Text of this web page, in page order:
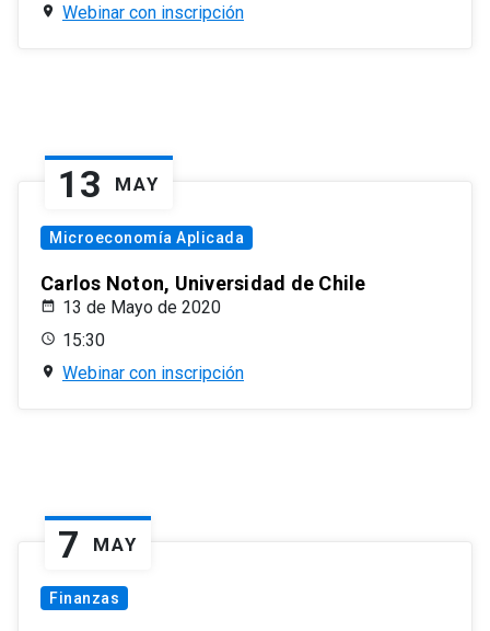
Webinar con inscripción
13 MAY
Microeconomía Aplicada
Carlos Noton, Universidad de Chile
13 de Mayo de 2020
15:30
Webinar con inscripción
7 MAY
Finanzas